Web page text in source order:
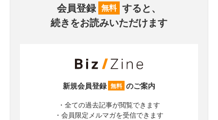
会員登録 無料 すると、
続きをお読みいただけます
新規会員登録 無料 のご案内
・全ての過去記事が閲覧できます
・会員限定メルマガを受信できます